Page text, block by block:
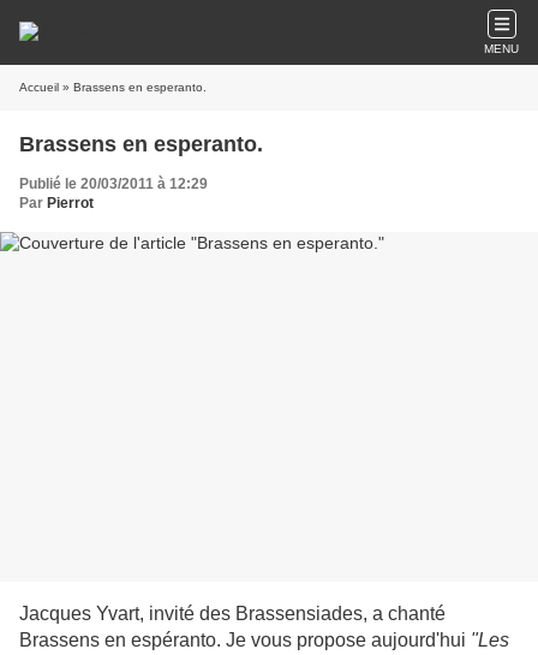
MENU
Accueil » Brassens en esperanto.
Brassens en esperanto.
Publié le 20/03/2011 à 12:29
Par Pierrot
Jacques Yvart, invité des Brassensiades, a chanté
Brassens en espéranto. Je vous propose aujourd'hui "Les